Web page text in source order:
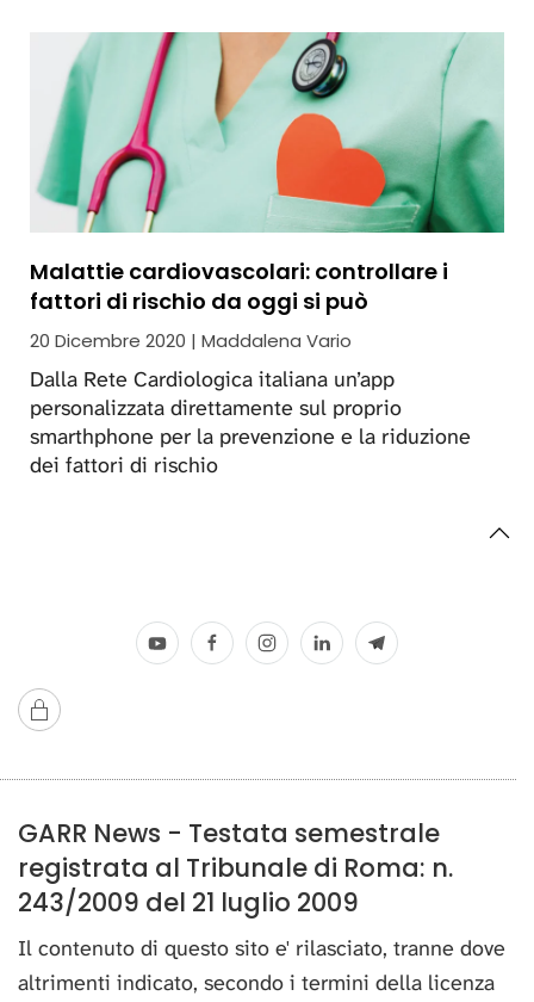
Malattie cardiovascolari: controllare i
fattori di rischio da oggi si può
20 Dicembre 2020 | Maddalena Vario
Dalla Rete Cardiologica italiana un’app
personalizzata direttamente sul proprio
smarthphone per la prevenzione e la riduzione
dei fattori di rischio
GARR News - Testata semestrale
registrata al Tribunale di Roma: n.
243/2009 del 21 luglio 2009
Il contenuto di questo sito e' rilasciato, tranne dove
altrimenti indicato, secondo i termini della licenza